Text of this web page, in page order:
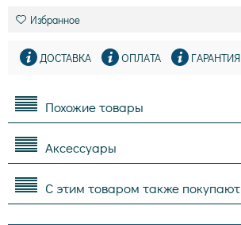
Избранное
ДОСТАВКА ОПЛАТА ГАРАНТИЯ
Похожие товары
Аксессуары
С этим товаром также покупают